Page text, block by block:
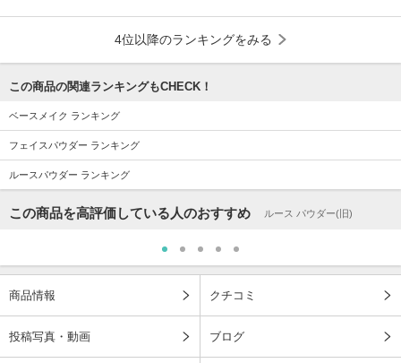
4位以降のランキングをみる
この商品の関連ランキングもCHECK！
ベースメイク ランキング
フェイスパウダー ランキング
ルースパウダー ランキング
この商品を高評価している人のおすすめ ルース パウダー(旧)
商品情報 クチコミ
投稿写真・動画 ブログ